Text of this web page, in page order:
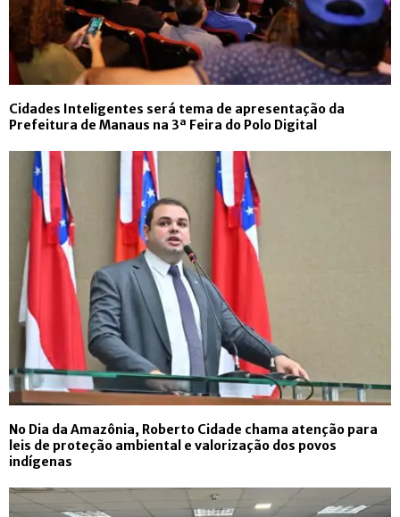
Cidades Inteligentes será tema de apresentação da
Prefeitura de Manaus na 3ª Feira do Polo Digital
No Dia da Amazônia, Roberto Cidade chama atenção para
leis de proteção ambiental e valorização dos povos
indígenas